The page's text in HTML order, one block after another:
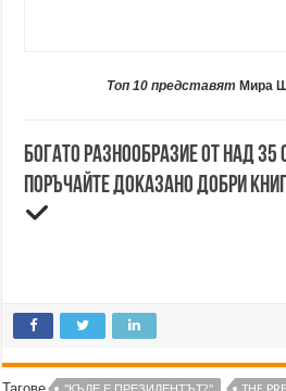
Топ 10 представят Мира
Богато разнообразие от над 35
Поръчайте доказано добри